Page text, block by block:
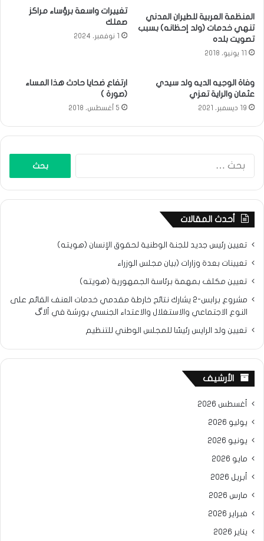
المنظمة العربية للطيران المدني
تنهي خدمات (ولد إحظانه) بسبب
تصويت بلده
11 يونيو، 2018
تغييرات واسعة برؤساء مراكز
صملك
1 نوفمبر، 2024
وفاة الوجيه الديه ولد سيدي
عثمان والراية تعزي
19 ديسمبر، 2021
ارتفاع ضحايا حادث هذا المساء
(صورة )
5 أغسطس، 2018
أحدث المقالات
تعيين رئيس جديد للجنة الوطنية لحقوق الإنسان (هويته)
تعيينات بعدة وزارات (بيان مجلس الوزراء
تعيين مكلف بمهمة برئاسة الجمهورية (هويته)
مشروع برابس-2 يشارك نتائح خارطة مقدمي خدمات العنف القائم على
النوع الاجتماعي والاستغلال والاعتداء الجنسي بورشة في ألاگ
تعيين ولد الرايس رئيسًا للمجلس الوطني للتنظيم
الأرشيف
أغسطس 2026
يوليو 2026
يونيو 2026
مايو 2026
أبريل 2026
مارس 2026
فبراير 2026
يناير 2026